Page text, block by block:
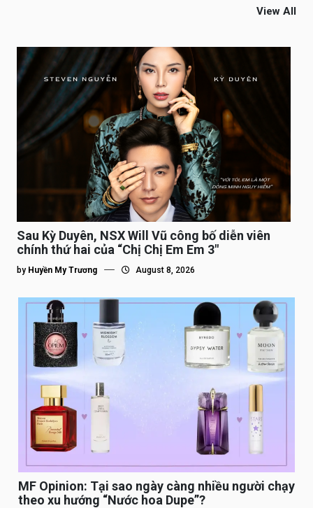
View All
Sau Kỳ Duyên, NSX Will Vũ công bố diễn viên
chính thứ hai của “Chị Chị Em Em 3″
by Huyền My Trương August 8, 2026
MF Opinion: Tại sao ngày càng nhiều người chạy
theo xu hướng “Nước hoa Dupe”?